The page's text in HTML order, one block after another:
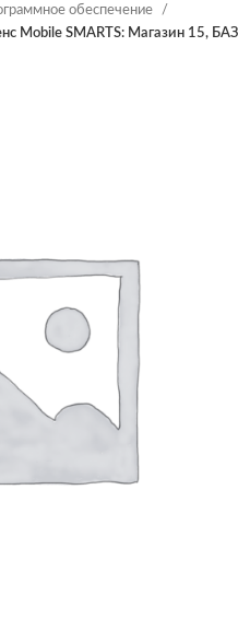
обеспечение
Mobile SMARTS: Магазин 15,